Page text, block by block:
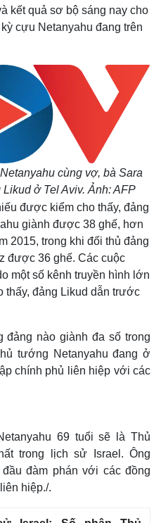
kết quả sơ bộ sáng nay cho
cựu Netanyahu đang trên
cùng vợ, bà Sara
ở Tel Aviv. Ảnh: AFP
được kiểm cho thấy, đảng
giành được 38 ghế, hơn
2015, trong khi đối thủ đảng
được 36 ghế. Các cuộc
một số kênh truyền hình lớn
thấy, đảng Likud dẫn trước
đảng nào giành đa số trong
tướng Netanyahu đang ở
chính phủ liên hiệp với các
69 tuổi sẽ là Thủ
trong lịch sử Israel. Ông
đàm phán với các đồng
hiệp./.